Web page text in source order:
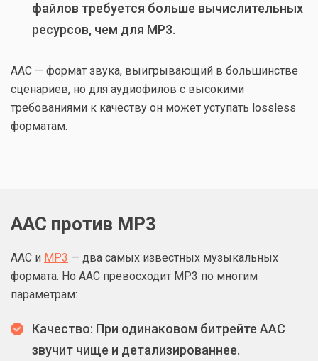
файлов требуется больше вычислительных
ресурсов, чем для MP3.
ААС — формат звука, выигрывающий в большинстве
сценариев, но для аудиофилов с высокими
требованиями к качеству он может уступать lossless
форматам.
AAC против MP3
AAC и MP3 — два самых известных музыкальных
формата. Но AAC превосходит MP3 по многим
параметрам:
Качество: При одинаковом битрейте AAC
звучит чище и детализированнее.